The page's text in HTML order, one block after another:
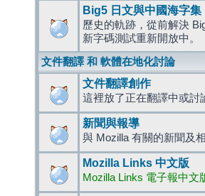
Big5 日文與中國海字集
歷史的軌跡，從前解決
新字碼測試重新開放中。
文件翻譯 和 軟體在地化討論
文件翻譯創作
這裡放了正在翻譯中或討
新聞與報導
與 Mozilla 有關的新聞及相
Mozilla Links 中文版
Mozilla Links 電子報中文